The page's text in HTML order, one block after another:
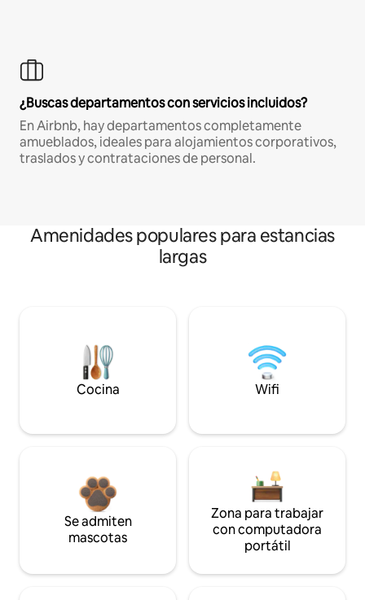
¿Buscas departamentos con servicios incluidos?
En Airbnb, hay departamentos completamente
amueblados, ideales para alojamientos corporativos,
traslados y contrataciones de personal.
Amenidades populares para estancias
largas
Cocina Wifi
Se admiten
mascotas
Zona para trabajar
con computadora
portátil